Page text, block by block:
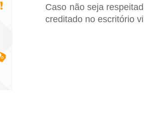
Caso não seja
creditado no escritório